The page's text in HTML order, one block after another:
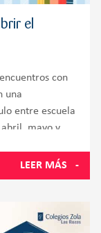
el
con
una
entre escuela
abril, mayo y
LEER MÁS